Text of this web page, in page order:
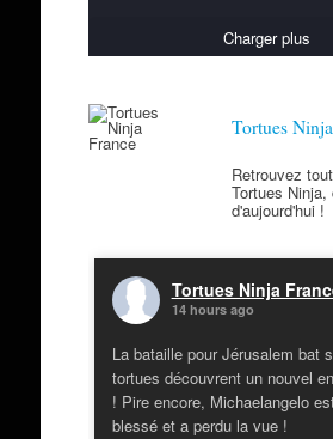
Charger plus
Tortues
Retrouvez
Tortues Ninja,
d'aujourd'hui !
Tortues Ninja
14 hours ago
La bataille pour Jérusalem bat
tortues découvrent un nouvel
! Pire encore, Michaelangelo
blessé et a perdu la vue !